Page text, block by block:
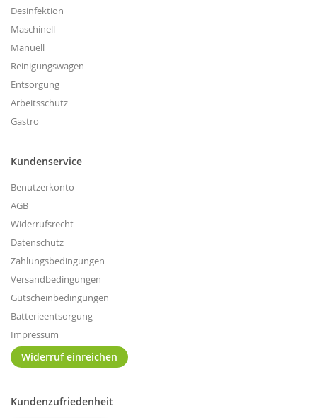
Desinfektion
Maschinell
Manuell
Reinigungswagen
Entsorgung
Arbeitsschutz
Gastro
Kundenservice
Benutzerkonto
AGB
Widerrufsrecht
Datenschutz
Zahlungsbedingungen
Versandbedingungen
Gutscheinbedingungen
Batterieentsorgung
Impressum
Widerruf einreichen
Kundenzufriedenheit